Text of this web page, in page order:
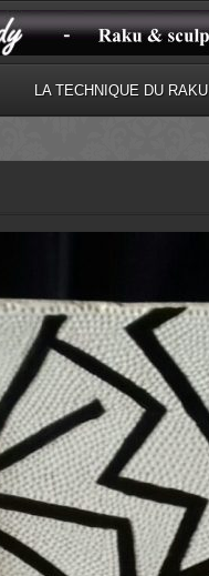
LA TECHNIQUE DU RAKU